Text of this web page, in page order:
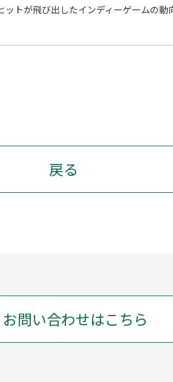
トが飛び出したインディーゲームの
戻る
お問い合わせはこちら